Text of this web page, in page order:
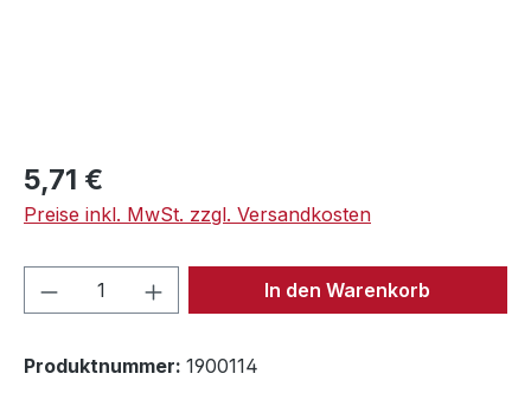
Regulärer Preis:
5,71 €
Preise inkl. MwSt. zzgl. Versandkosten
Produkt Anzahl: Gib denIn den Warenkorb
Produktnummer: 1900114